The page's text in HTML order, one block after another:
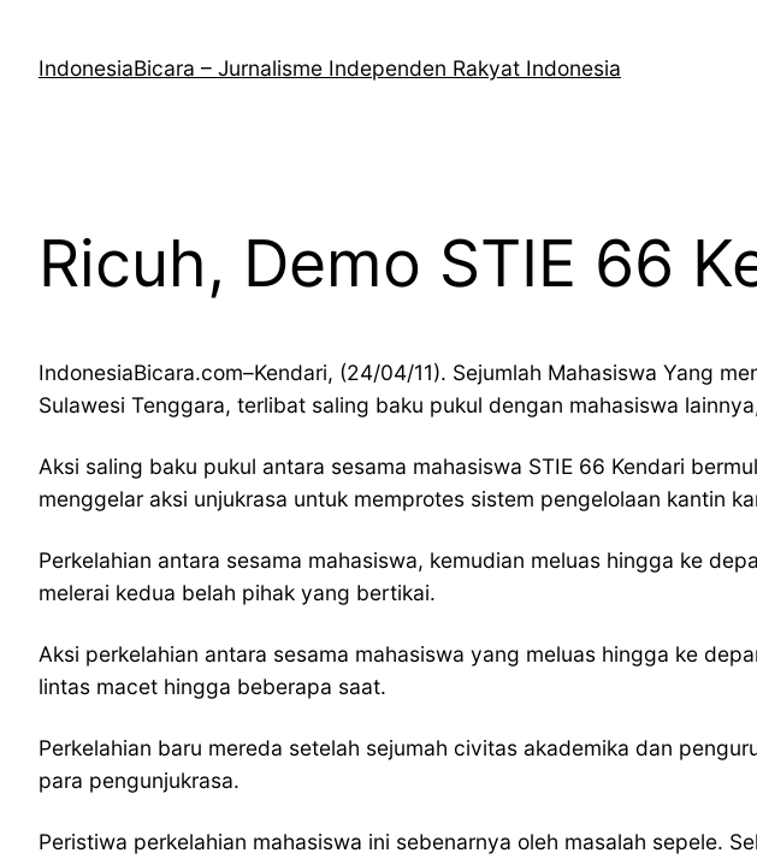
kontenIndonesiaBicara – Jurnalisme Independen Rakyat Indonesia
Ricuh, Demo STIE 66
IndonesiaBicara.com–Kendari, (24/04/11). Sejumlah Mahasiswa Yang
Sulawesi Tenggara, terlibat saling baku pukul dengan mahasiswa
Aksi saling baku pukul antara sesama mahasiswa STIE 66 Kendari
menggelar aksi unjukrasa untuk memprotes sistem pengelolaan kantin
Perkelahian antara sesama mahasiswa, kemudian meluas hingga ke
melerai kedua belah pihak yang bertikai.
Aksi perkelahian antara sesama mahasiswa yang meluas hingga ke
lintas macet hingga beberapa saat.
Perkelahian baru mereda setelah sejumah civitas akademika dan
para pengunjukrasa.
Peristiwa perkelahian mahasiswa ini sebenarnya oleh masalah sepele.